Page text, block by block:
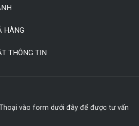
HÀNG
THÔNG TIN
vào form dưới đây để được tư vấn